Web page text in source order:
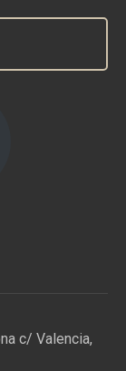
c/ Valencia,